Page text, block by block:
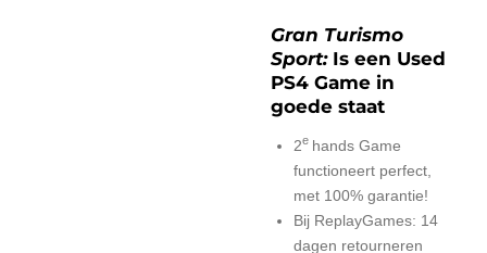
Gran Turismo
Sport: Is een Used
PS4 Game in
goede staat
2e hands Game
functioneert perfect,
met 100% garantie!
Bij ReplayGames: 14
dagen retourneren